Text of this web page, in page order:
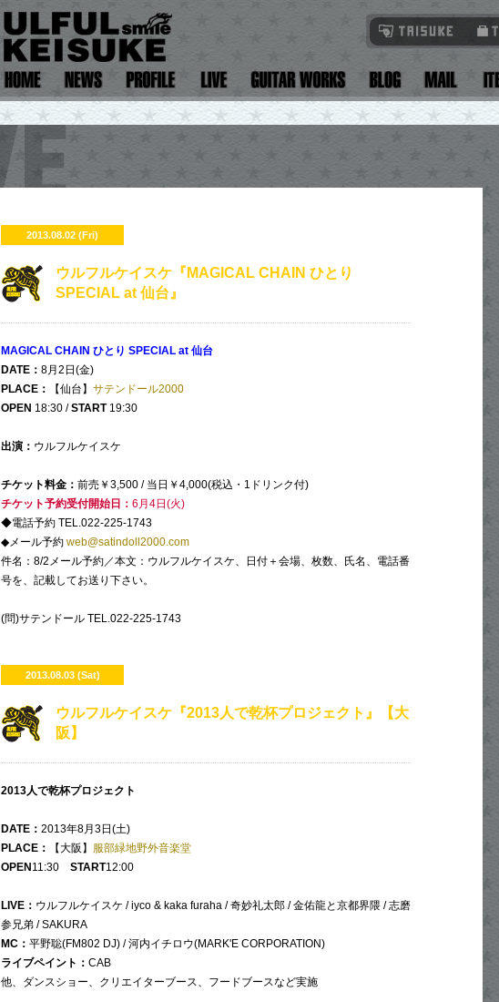
2013.08.02 (Fri)
ウルフルケイスケ『MAGICAL CHAIN ひとり
SPECIAL at 仙台』
MAGICAL CHAIN ひとり SPECIAL at 仙台
DATE： 8月2日(金)
PLACE：
【仙台】 サテンドール2000
OPEN 18:30 /START19:30
出演： ウルフルケイスケ
チケット料金： 前売￥3,500 / 当日￥4,000(税込・1ドリンク付)
チケット予約受付開始日： 6月4日(火)
◆電話予約 TEL.022-225-1743
◆メール予約 web@satindoll2000.com
件名：8/2メール予約／本文：ウルフルケイスケ、日付＋会場、枚数、氏名、電話番
号を、記載してお送り下さい。
(問)サテンドール TEL.022-225-1743
2013.08.03 (Sat)
ウルフルケイスケ『2013人で乾杯プロジェクト』【大
阪】
2013人で乾杯プロジェクト
DATE： 2013年8月3日(土)
PLACE：
【大阪】 服部緑地野外音楽堂
OPEN 11:30 START12:00
LIVE： ウルフルケイスケ / iyco & kaka furaha / 奇妙礼太郎 / 金佑龍と京都界隈 / 志磨
参兄弟 / SAKURA
MC： 平野聡(FM802 DJ) / 河内イチロウ(MARK'E CORPORATION)
ライブペイント： CAB
他、ダンスショー、クリエイターブース、フードブースなど実施